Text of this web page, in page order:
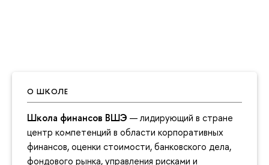
О ШКОЛЕ
Школа финансов ВШЭ — лидирующий в стране
центр компетенций в области корпоративных
финансов, оценки стоимости, банковского дела,
фондового рынка, управления рисками и